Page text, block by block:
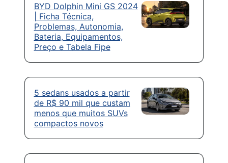
BYD Dolphin Mini GS 2024
| Ficha Técnica,
Problemas, Autonomia,
Bateria, Equipamentos,
Preço e Tabela Fipe
5 sedans usados a partir
de R$ 90 mil que custam
menos que muitos SUVs
compactos novos